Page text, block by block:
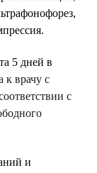
5 дней в
к врачу с
с
и